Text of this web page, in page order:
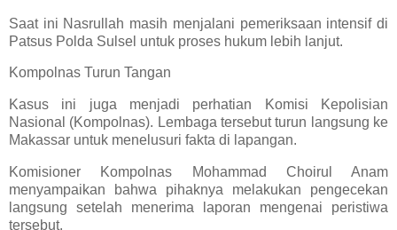
Saat ini Nasrullah masih menjalani pemeriksaan intensif di
Patsus Polda Sulsel untuk proses hukum lebih lanjut.
Kompolnas Turun Tangan
Kasus ini juga menjadi perhatian Komisi Kepolisian
Nasional (Kompolnas). Lembaga tersebut turun langsung ke
Makassar untuk menelusuri fakta di lapangan.
Komisioner Kompolnas Mohammad Choirul Anam
menyampaikan bahwa pihaknya melakukan pengecekan
langsung setelah menerima laporan mengenai peristiwa
tersebut.